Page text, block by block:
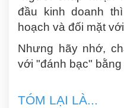
đầu kinh doanh
hoạch và đối mặt
Nhưng hãy nhớ,
với "đánh bạc" bằng
TÓM LẠI LÀ...